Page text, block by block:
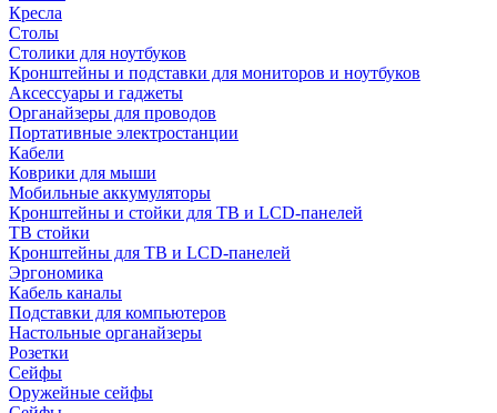
Кресла
Столы
Столики для ноутбуков
Кронштейны и подставки для мониторов и ноутбуков
Аксессуары и гаджеты
Органайзеры для проводов
Портативные электростанции
Кабели
Коврики для мыши
Мобильные аккумуляторы
Кронштейны и стойки для ТВ и LCD-панелей
ТВ стойки
Кронштейны для ТВ и LCD-панелей
Эргономика
Кабель каналы
Подставки для компьютеров
Настольные органайзеры
Розетки
Сейфы
Оружейные сейфы